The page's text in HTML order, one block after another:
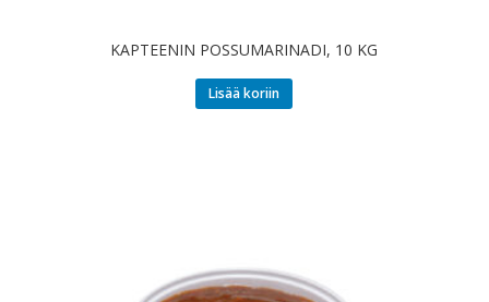
KAPTEENIN POSSUMARINADI, 10 KG
Lisää koriin